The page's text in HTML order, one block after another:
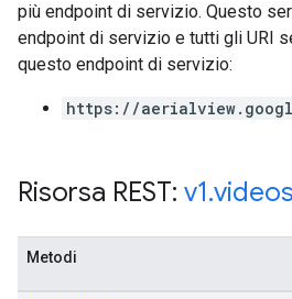
più endpoint di servizio. Questo
endpoint di servizio e tutti gli URI
questo endpoint di servizio:
https://
Risorsa REST: v1.videos
Metodi